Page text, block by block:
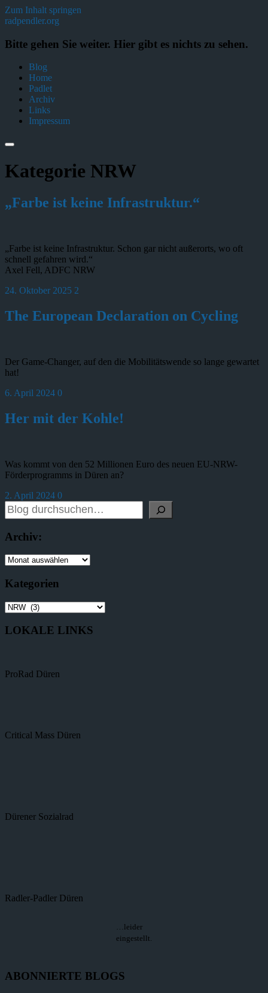
Zum Inhalt springen
radpendler.org
Bitte gehen Sie weiter. Hier gibt es nichts zu sehen.
Blog
Home
Padlet
Archiv
Links
Impressum
Kategorie NRW
„Farbe ist keine Infrastruktur.“
„Farbe ist keine Infrastruktur. Schon gar nicht außerorts, wo oft
schnell gefahren wird.“
Axel Fell, ADFC NRW
24. Oktober 2025 2
The European Declaration on Cycling
Der Game-Changer, auf den die Mobilitätswende so lange gewartet
hat!
6. April 2024 0
Her mit der Kohle!
Was kommt von den 52 Millionen Euro des neuen EU-NRW-
Förderprogramms in Düren an?
2. April 2024 0
Archiv:
Kategorien
LOKALE LINKS
ProRad Düren
Critical Mass Düren
Dürener Sozialrad
Radler-Padler Düren
…leider
eingestellt.
ABONNIERTE BLOGS